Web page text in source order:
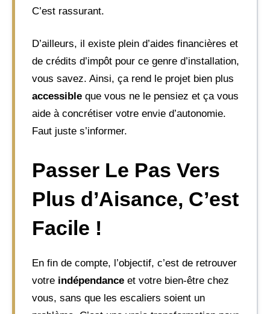
C’est rassurant.
D’ailleurs, il existe plein d’aides financières et
de crédits d’impôt pour ce genre d’installation,
vous savez. Ainsi, ça rend le projet bien plus
accessible que vous ne le pensiez et ça vous
aide à concrétiser votre envie d’autonomie.
Faut juste s’informer.
Passer Le Pas Vers
Plus d’Aisance, C’est
Facile !
En fin de compte, l’objectif, c’est de retrouver
votre indépendance et votre bien-être chez
vous, sans que les escaliers soient un